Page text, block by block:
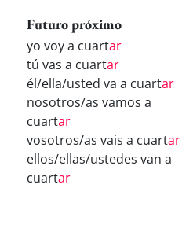
Futuro próximo
yo voy a cuartar
tú vas a cuartar
él/ella/usted va a cuartar
nosotros/as vamos a
cuartar
vosotros/as vais a cuartar
ellos/ellas/ustedes van a
cuartar